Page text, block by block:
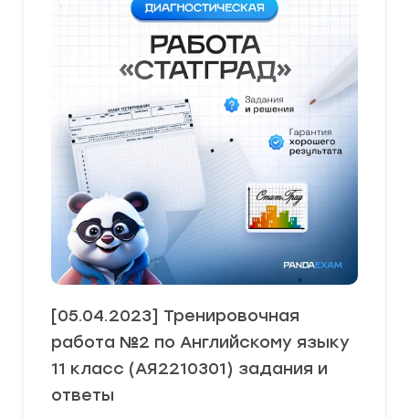
[05.04.2023] Тренировочная
работа №2 по Английскому языку
11 класс (АЯ2210301) задания и
ответы